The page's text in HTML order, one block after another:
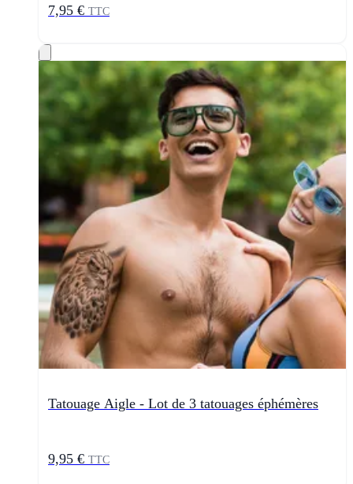
7,95 € TTC
Tatouage Aigle - Lot de 3 tatouages éphémères
9,95 € TTC